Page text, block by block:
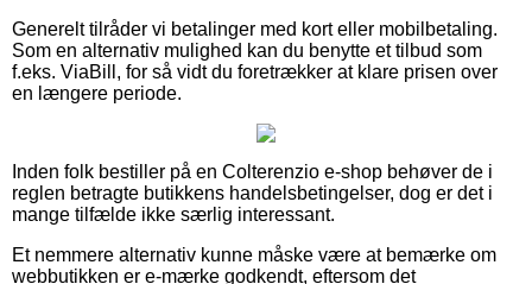
Generelt tilråder vi betalinger med kort eller mobilbetaling.
Som en alternativ mulighed kan du benytte et tilbud som
f.eks. ViaBill, for så vidt du foretrækker at klare prisen over
en længere periode.
Inden folk bestiller på en Colterenzio e-shop behøver de i
reglen betragte butikkens handelsbetingelser, dog er det i
mange tilfælde ikke særlig interessant.
Et nemmere alternativ kunne måske være at bemærke om
webbutikken er e-mærke godkendt, eftersom det